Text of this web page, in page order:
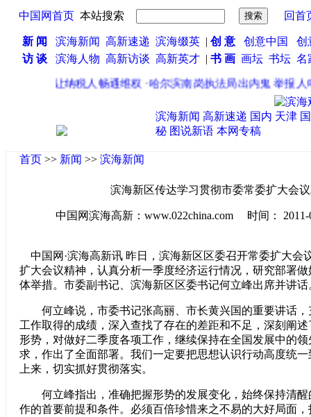
中国网首页 本站搜索 回首
新 闻 滨海新闻 高新速递 滨海缀英| 创 意 创意中国
创
访 谈
滨海人物 高新访谈 高新英才 | 书 画 画坛 书坛 名
大平台”让纳税人畅通维权·哈尔滨南岗执法局出内鬼 举报人电
滨海新闻 高新速递 国内 天津
秘 图说新语 本网专稿
首页 >> 新闻 >> 滨海新闻
滨海新区传达学习贯彻市委常委扩大会
中国网滨海高新：www.022china.com 时间： 2011-
中国网·滨海高新讯 昨日，滨海新区区委召开常委扩大会
扩大会议精神，认真分析一季度经济运行情况，研究部署
体举措。市委副书记、滨海新区区委书记何立峰出席并讲话
何立峰说，市委书记张高丽、市长黄兴国的重要讲话，
工作取得的成绩，深入查找了存在的差距和不足，深刻阐
形势，对做好二季度各项工作，继续保持在全国发展中的
求，作出了全面部署。我们一定要把思想认识行动高度统
上来，切实抓好贯彻落实。
何立峰指出，准确把握形势的发展变化，始终保持清醒
作的首要前提和条件。必须百倍珍惜来之不易的大好局面